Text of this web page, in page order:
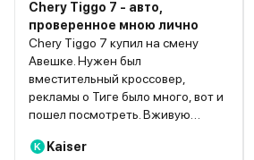
Chery Tiggo 7 - авто,
проверенное мною лично
Chery Tiggo 7 купил на смену
Авешке. Нужен был
вместительный кроссовер,
рекламы о Тиге было много, вот и
пошел посмотреть. Вживую
Коробка передач
K Kaiser